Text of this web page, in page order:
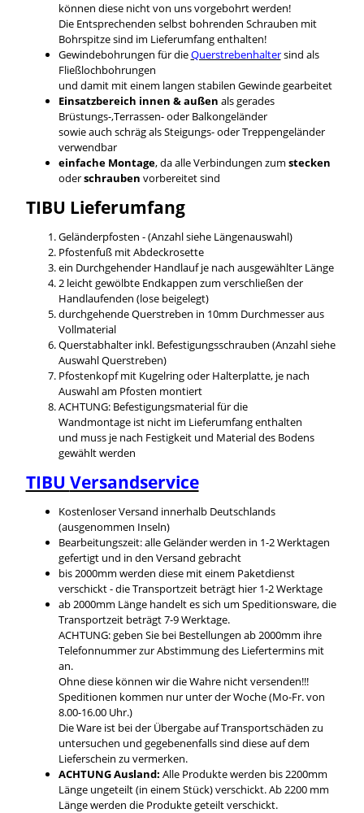
können diese nicht von uns vorgebohrt werden!
Die Entsprechenden selbst bohrenden Schrauben mit
Bohrspitze sind im Lieferumfang enthalten!
Gewindebohrungen für dieQuerstrebenhaltersind als
Fließlochbohrungen
und damit mit einem langen stabilen Gewinde gearbeitet
Einsatzbereich innen & außen als gerades
Brüstungs-,Terrassen- oder Balkongeländer
sowie auch schräg als Steigungs- oder Treppengeländer
verwendbar
einfache Montage, da alle Verbindungen zum stecken
oderschrauben vorbereitet sind
TIBU Lieferumfang
Geländerpfosten - (Anzahl siehe Längenauswahl)
Pfostenfuß mit Abdeckrosette
ein Durchgehender Handlauf je nach ausgewählter Länge
2 leicht gewölbte Endkappen zum verschließen der
Handlaufenden (lose beigelegt)
durchgehende Querstreben in 10mm Durchmesser aus
Vollmaterial
Querstabhalter inkl. Befestigungsschrauben (Anzahl siehe
Auswahl Querstreben)
Pfostenkopf mit Kugelring oder Halterplatte, je nach
Auswahl am Pfosten montiert
ACHTUNG: Befestigungsmaterial für die
Wandmontage ist nicht im Lieferumfang enthalten
und muss je nach Festigkeit und Material des Bodens
gewählt werden
TIBU Versandservice
Kostenloser Versand innerhalb Deutschlands
(ausgenommen Inseln)
Bearbeitungszeit: alle Geländer werden in 1-2 Werktagen
gefertigt und in den Versand gebracht
bis 2000mm werden diese mit einem Paketdienst
verschickt - die Transportzeit beträgt hier 1-2 Werktage
ab 2000mm Länge handelt es sich um Speditionsware, die
Transportzeit beträgt 7-9 Werktage.
ACHTUNG: geben Sie bei Bestellungen ab 2000mm ihre
Telefonnummer zur Abstimmung des Liefertermins mit
an.
Ohne diese können wir die Wahre nicht versenden!!!
Speditionen kommen nur unter der Woche (Mo-Fr. von
8.00-16.00 Uhr.)
Die Ware ist bei der Übergabe auf Transportschäden zu
untersuchen und gegebenenfalls sind diese auf dem
Lieferschein zu vermerken.
ACHTUNG Ausland: Alle Produkte werden bis 2200mm
Länge ungeteilt (in einem Stück) verschickt. Ab 2200 mm
Länge werden die Produkte geteilt verschickt.